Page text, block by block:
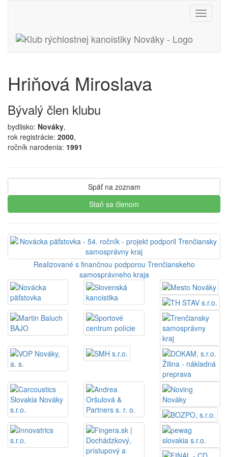
Toggle
Hriňová Miroslava
Bývalý člen klubu
bydlisko: Nováky,
rok registrácie: 2000,
ročník narodenia: 1991
Späť na zoznam
Staň sa členom
Realizované s finančnou podporou Trenčianskeho
samosprávneho kraja